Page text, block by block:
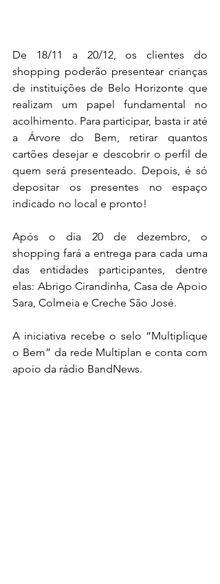
De 18/11 a 20/12, os clientes do
shopping poderão presentear crianças
de instituições de Belo Horizonte que
realizam um papel fundamental no
acolhimento. Para participar, basta ir até
a Árvore do Bem, retirar quantos
cartões desejar e descobrir o perfil de
quem será presenteado. Depois, é só
depositar os presentes no espaço
indicado no local e pronto!
Após o dia 20 de dezembro, o
shopping fará a entrega para cada uma
das entidades participantes, dentre
elas: Abrigo Cirandinha, Casa de Apoio
Sara, Colmeia e Creche São José.
A iniciativa recebe o selo “Multiplique
o Bem” da rede Multiplan e conta com
apoio da rádio BandNews.